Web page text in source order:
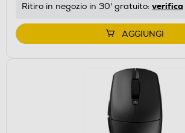
Ritiro in negozio in 30' gratuito: verifica
AGGIUNGI